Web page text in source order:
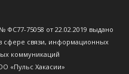
ФС77-75058 от 22.02.2019 выдано
сфере связи, информационных
коммуникаций
«Пульс Хакасии»